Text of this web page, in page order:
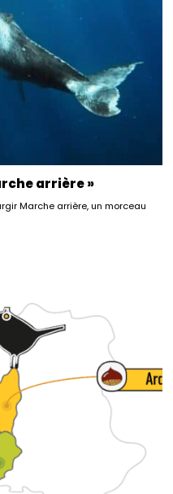
arrière »
Marche arrière, un morceau